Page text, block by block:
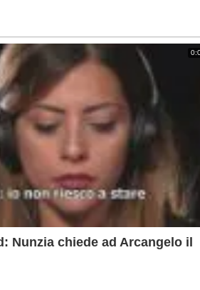
Nunzia chiede ad Arcangelo il